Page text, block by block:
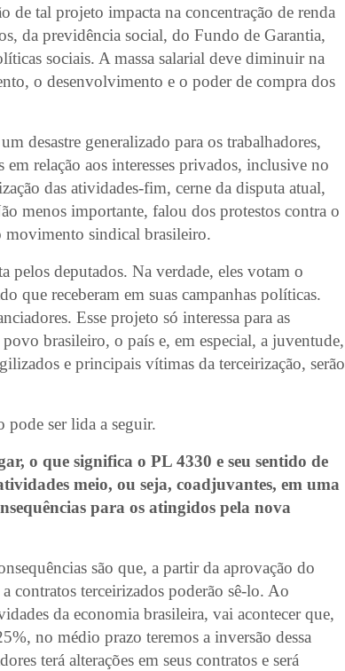
de tal projeto impacta na concentração de renda
da previdência social, do Fundo de Garantia,
sociais. A massa salarial deve diminuir na
o desenvolvimento e o poder de compra dos
desastre generalizado para os trabalhadores,
relação aos interesses privados, inclusive no
das atividades-fim, cerne da disputa atual,
menos importante, falou dos protestos contra o
movimento sindical brasileiro.
pelos deputados. Na verdade, eles votam o
que receberam em suas campanhas políticas.
Esse projeto só interessa para as
brasileiro, o país e, em especial, a juventude,
e principais vítimas da terceirização, serão
pode ser lida a seguir.
o que significa o PL 4330 e seu sentido de
meio, ou seja, coadjuvantes, em uma
para os atingidos pela nova
são que, a partir da aprovação do
contratos terceirizados poderão sê-lo. Ao
da economia brasileira, vai acontecer que,
no médio prazo teremos a inversão dessa
terá alterações em seus contratos e será